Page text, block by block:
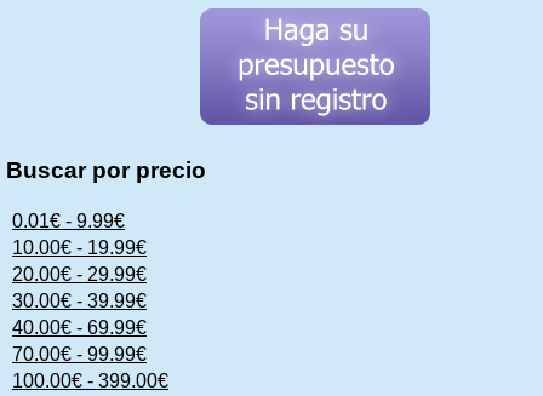
Buscar por precio
0.01€ - 9.99€
10.00€ - 19.99€
20.00€ - 29.99€
30.00€ - 39.99€
40.00€ - 69.99€
70.00€ - 99.99€
100.00€ - 399.00€